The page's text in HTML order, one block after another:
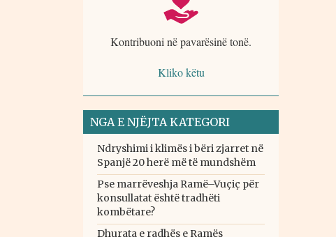
Kontribuoni në pavarësinë tonë.
Kliko këtu
NGA E NJËJTA KATEGORI
Ndryshimi i klimës i bëri zjarret në
Spanjë 20 herë më të mundshëm
Pse marrëveshja Ramë–Vuçiç për
konsullatat është tradhëti
kombëtare?
Dhurata e radhës e Ramës